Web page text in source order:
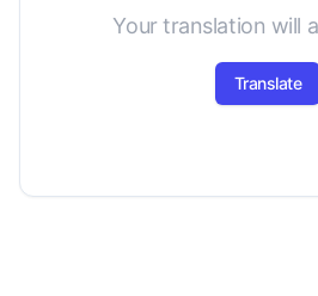
Your translation will
Translate